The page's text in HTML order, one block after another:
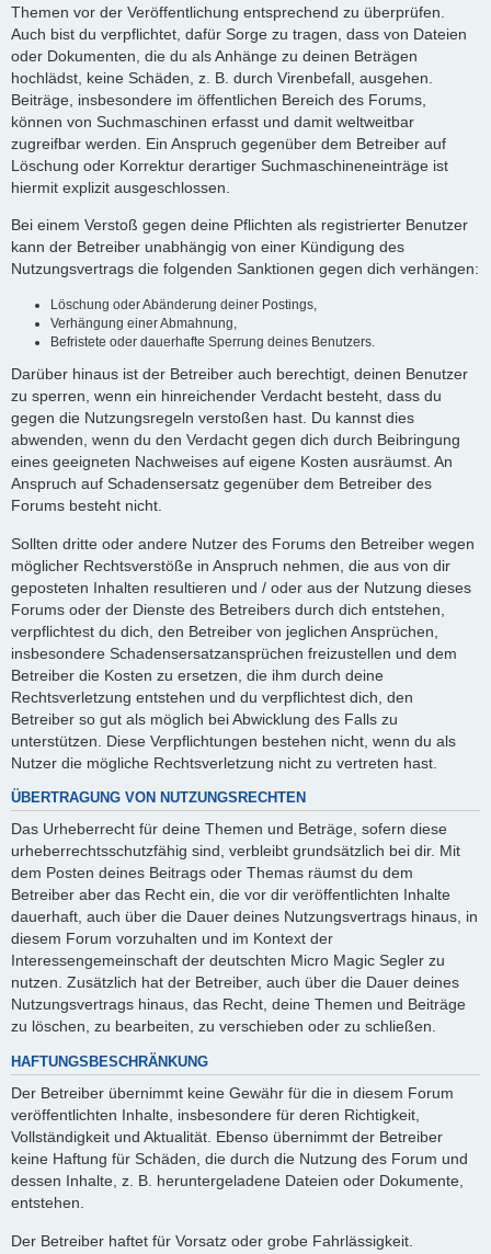
Themen vor der Veröffentlichung entsprechend zu überprüfen.
Auch bist du verpflichtet, dafür Sorge zu tragen, dass von Dateien
oder Dokumenten, die du als Anhänge zu deinen Beträgen
hochlädst, keine Schäden, z. B. durch Virenbefall, ausgehen.
Beiträge, insbesondere im öffentlichen Bereich des Forums,
können von Suchmaschinen erfasst und damit weltweitbar
zugreifbar werden. Ein Anspruch gegenüber dem Betreiber auf
Löschung oder Korrektur derartiger Suchmaschineneinträge ist
hiermit explizit ausgeschlossen.
Bei einem Verstoß gegen deine Pflichten als registrierter Benutzer
kann der Betreiber unabhängig von einer Kündigung des
Nutzungsvertrags die folgenden Sanktionen gegen dich verhängen:
Löschung oder Abänderung deiner Postings,
Verhängung einer Abmahnung,
Befristete oder dauerhafte Sperrung deines Benutzers.
Darüber hinaus ist der Betreiber auch berechtigt, deinen Benutzer
zu sperren, wenn ein hinreichender Verdacht besteht, dass du
gegen die Nutzungsregeln verstoßen hast. Du kannst dies
abwenden, wenn du den Verdacht gegen dich durch Beibringung
eines geeigneten Nachweises auf eigene Kosten ausräumst. An
Anspruch auf Schadensersatz gegenüber dem Betreiber des
Forums besteht nicht.
Sollten dritte oder andere Nutzer des Forums den Betreiber wegen
möglicher Rechtsverstöße in Anspruch nehmen, die aus von dir
geposteten Inhalten resultieren und / oder aus der Nutzung dieses
Forums oder der Dienste des Betreibers durch dich entstehen,
verpflichtest du dich, den Betreiber von jeglichen Ansprüchen,
insbesondere Schadensersatzansprüchen freizustellen und dem
Betreiber die Kosten zu ersetzen, die ihm durch deine
Rechtsverletzung entstehen und du verpflichtest dich, den
Betreiber so gut als möglich bei Abwicklung des Falls zu
unterstützen. Diese Verpflichtungen bestehen nicht, wenn du als
Nutzer die mögliche Rechtsverletzung nicht zu vertreten hast.
ÜBERTRAGUNG VON NUTZUNGSRECHTEN
Das Urheberrecht für deine Themen und Beträge, sofern diese
urheberrechtsschutzfähig sind, verbleibt grundsätzlich bei dir. Mit
dem Posten deines Beitrags oder Themas räumst du dem
Betreiber aber das Recht ein, die vor dir veröffentlichten Inhalte
dauerhaft, auch über die Dauer deines Nutzungsvertrags hinaus, in
diesem Forum vorzuhalten und im Kontext der
Interessengemeinschaft der deutschten Micro Magic Segler zu
nutzen. Zusätzlich hat der Betreiber, auch über die Dauer deines
Nutzungsvertrags hinaus, das Recht, deine Themen und Beiträge
zu löschen, zu bearbeiten, zu verschieben oder zu schließen.
HAFTUNGSBESCHRÄNKUNG
Der Betreiber übernimmt keine Gewähr für die in diesem Forum
veröffentlichten Inhalte, insbesondere für deren Richtigkeit,
Vollständigkeit und Aktualität. Ebenso übernimmt der Betreiber
keine Haftung für Schäden, die durch die Nutzung des Forum und
dessen Inhalte, z. B. heruntergeladene Dateien oder Dokumente,
entstehen.
Der Betreiber haftet für Vorsatz oder grobe Fahrlässigkeit.